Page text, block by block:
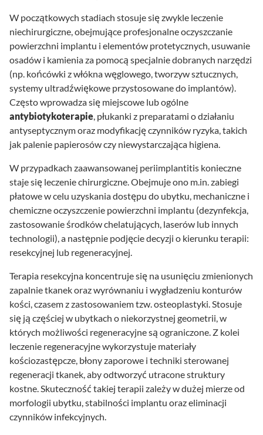
W początkowych stadiach stosuje się zwykle leczenie
niechirurgiczne, obejmujące profesjonalne oczyszczanie
powierzchni implantu i elementów protetycznych, usuwanie
osadów i kamienia za pomocą specjalnie dobranych narzędzi
(np. końcówki z włókna węglowego, tworzyw sztucznych,
systemy ultradźwiękowe przystosowane do implantów).
Często wprowadza się miejscowe lub ogólne
antybiotykoterapie, płukanki z preparatami o działaniu
antyseptycznym oraz modyfikację czynników ryzyka, takich
jak palenie papierosów czy niewystarczająca higiena.
W przypadkach zaawansowanej periimplantitis konieczne
staje się leczenie chirurgiczne. Obejmuje ono m.in. zabiegi
płatowe w celu uzyskania dostępu do ubytku, mechaniczne i
chemiczne oczyszczenie powierzchni implantu (dezynfekcja,
zastosowanie środków chelatujących, laserów lub innych
technologii), a następnie podjęcie decyzji o kierunku terapii:
resekcyjnej lub regeneracyjnej.
Terapia resekcyjna koncentruje się na usunięciu zmienionych
zapalnie tkanek oraz wyrównaniu i wygładzeniu konturów
kości, czasem z zastosowaniem tzw. osteoplastyki. Stosuje
się ją częściej w ubytkach o niekorzystnej geometrii, w
których możliwości regeneracyjne są ograniczone. Z kolei
leczenie regeneracyjne wykorzystuje materiały
kościozastępcze, błony zaporowe i techniki sterowanej
regeneracji tkanek, aby odtworzyć utracone struktury
kostne. Skuteczność takiej terapii zależy w dużej mierze od
morfologii ubytku, stabilności implantu oraz eliminacji
czynników infekcyjnych.